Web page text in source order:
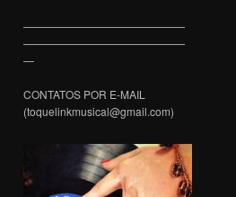
———————————————
———————————————
—
CONTATOS POR E-MAIL
(toquelinkmusical@gmail.com)